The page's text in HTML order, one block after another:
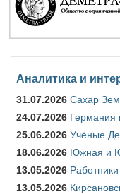
Аналитика и
31.07.2026 Сахар
24.07.2026 Германия
25.06.2026 Учёные
18.06.2026 Южная и
13.05.2026
13.05.2026